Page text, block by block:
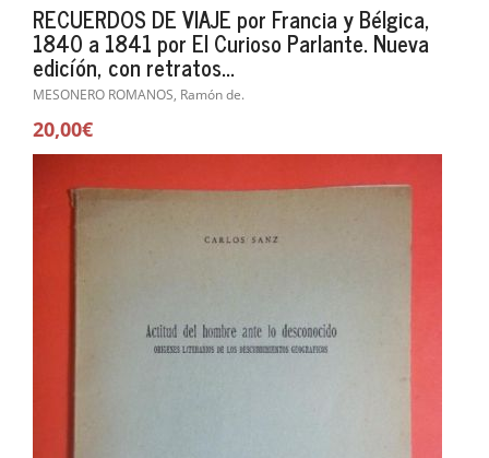
RECUERDOS DE VIAJE por Francia y Bélgica,
1840 a 1841 por El Curioso Parlante. Nueva
edicíón, con retratos...
MESONERO ROMANOS, Ramón de.
20,00€